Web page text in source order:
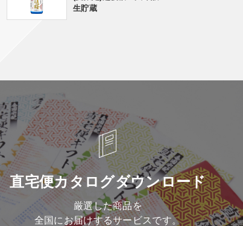
生貯蔵
直宅便カタログダウンロード
厳選した商品を
全国にお届けするサービスです。